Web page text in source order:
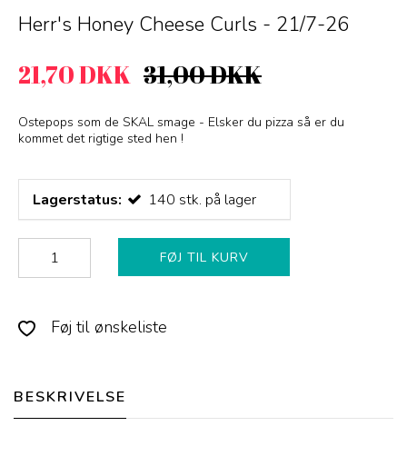
Herr's Honey Cheese Curls - 21/7-26
21,70 DKK 31,00 DKK
Ostepops som de SKAL smage - Elsker du pizza så er du
kommet det rigtige sted hen !
Lagerstatus: 140 stk. på lager
FØJ TIL KURV
Føj til ønskeliste
BESKRIVELSE